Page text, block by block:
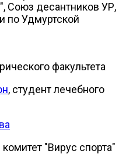
Союз десантников УР,
по Удмуртской
факультета
, студентлечебного
"Вирус спорта"